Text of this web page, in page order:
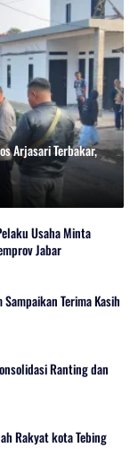
Arjasari Terbakar,
Usaha Minta
Jabar
Terima Kasih
Ranting dan
Rakyat kota Tebing